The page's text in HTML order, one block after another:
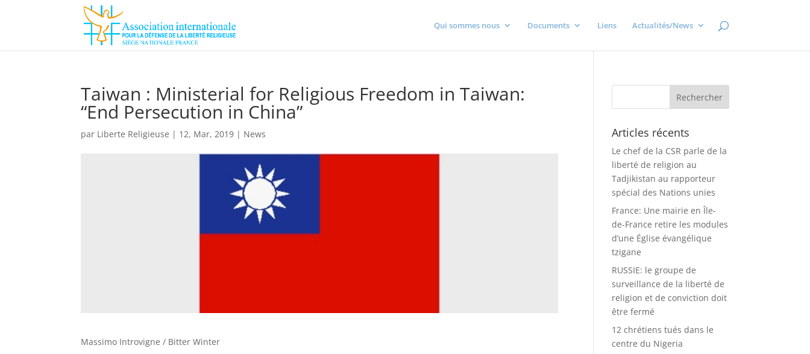
Qui sommes nous Documents Liens Actualités/News
Taiwan : Ministerial for Religious Freedom in Taiwan:
“End Persecution in China”
par Liberte Religieuse | 12, Mar, 2019 | News
Massimo Introvigne / Bitter Winter
Articles récents
Le chef de la CSR parle de la
liberté de religion au
Tadjikistan au rapporteur
spécial des Nations unies
France: Une mairie en Île-
de-France retire les modules
d’une Église évangélique
tzigane
RUSSIE: le groupe de
surveillance de la liberté de
religion et de conviction doit
être fermé
12 chrétiens tués dans le
centre du Nigeria